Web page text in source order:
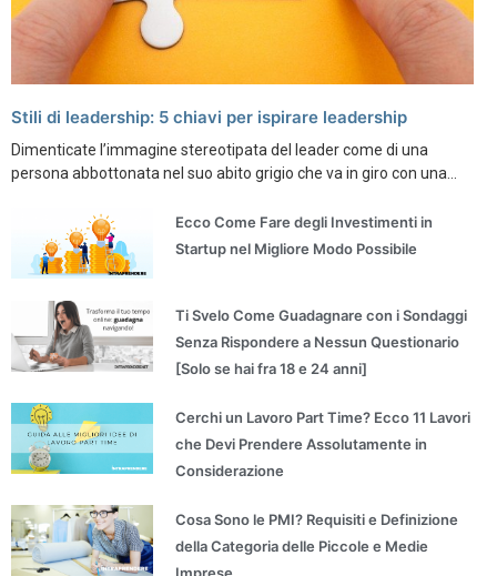
Stili di leadership: 5 chiavi per ispirare leadership
Dimenticate l’immagine stereotipata del leader come di una
persona abbottonata nel suo abito grigio che va in giro con una...
Ecco Come Fare degli Investimenti in
Startup nel Migliore Modo Possibile
Ti Svelo Come Guadagnare con i Sondaggi
Senza Rispondere a Nessun Questionario
[Solo se hai fra 18 e 24 anni]
Cerchi un Lavoro Part Time? Ecco 11 Lavori
che Devi Prendere Assolutamente in
Considerazione
Cosa Sono le PMI? Requisiti e Definizione
della Categoria delle Piccole e Medie
Imprese